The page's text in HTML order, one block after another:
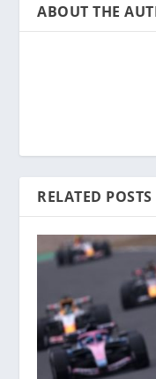
ABOUT THE
RELATED POSTS